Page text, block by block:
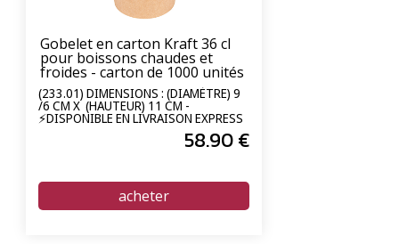
Gobelet en carton Kraft 36 cl
pour boissons chaudes et
froides - carton de 1000 unités
(233.01) DIMENSIONS : (DIAMÈTRE) 9
/6 CM X (HAUTEUR) 11 CM -
⚡DISPONIBLE EN LIVRAISON EXPRESS
58.90€